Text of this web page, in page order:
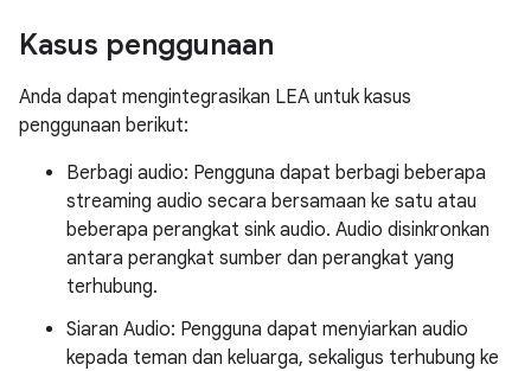
Kasus penggunaan
Anda dapat mengintegrasikan LEA untuk kasus
penggunaan berikut:
Berbagi audio: Pengguna dapat berbagi beberapa
streaming audio secara bersamaan ke satu atau
beberapa perangkat sink audio. Audio disinkronkan
antara perangkat sumber dan perangkat yang
terhubung.
Siaran Audio: Pengguna dapat menyiarkan audio
kepada teman dan keluarga, sekaligus terhubung ke